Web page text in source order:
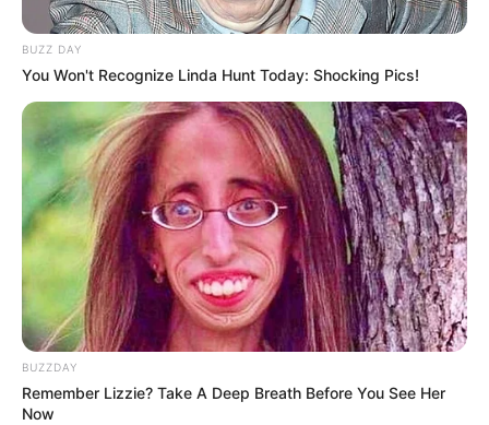
BUZZ DAY
You Won't Recognize Linda Hunt Today: Shocking Pics!
BUZZDAY
Remember Lizzie? Take A Deep Breath Before You See Her
Now